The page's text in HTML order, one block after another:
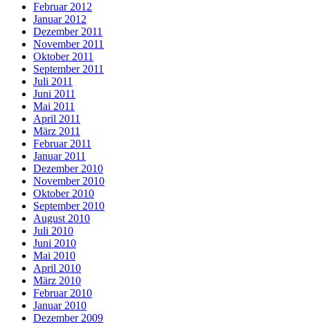
Februar 2012
Januar 2012
Dezember 2011
November 2011
Oktober 2011
September 2011
Juli 2011
Juni 2011
Mai 2011
April 2011
März 2011
Februar 2011
Januar 2011
Dezember 2010
November 2010
Oktober 2010
September 2010
August 2010
Juli 2010
Juni 2010
Mai 2010
April 2010
März 2010
Februar 2010
Januar 2010
Dezember 2009